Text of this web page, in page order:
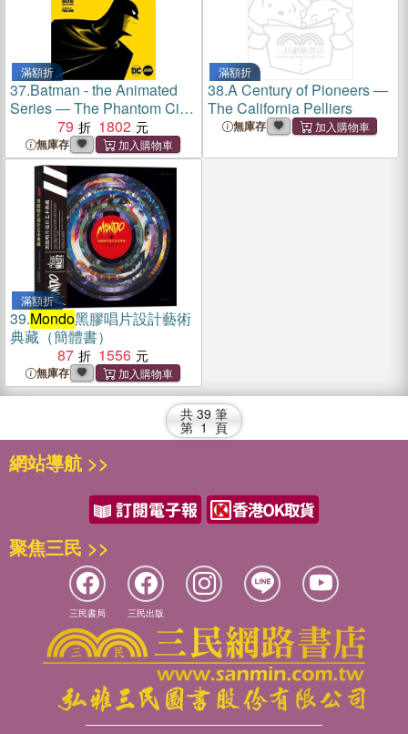
滿額折
37.Batman - the Animated
Series ― The Phantom City
Creative Collection
79 1802
無庫存
滿額折
38.A Century of Pioneers ―
The California Pelliers
無庫存
滿額折
39.Mondo黑膠唱片設計藝術
典藏（簡體書）
87
1556
無庫存
共 39 筆
第 1 頁
網站導航 >>
聚焦三民 >>
三民書局 三民出版